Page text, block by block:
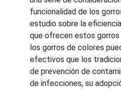
funcionalidad de los
estudio sobre la
que ofrecen estos gorros
los gorros de colores
efectivos que los
de prevención de
de infecciones, su